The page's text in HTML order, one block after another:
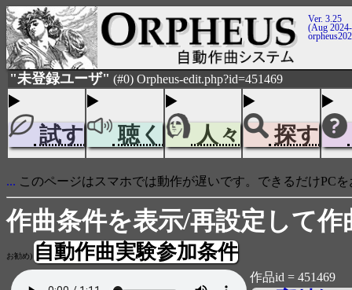
Ver. 3.25
(Aug
"未登録ユーザ" (#0) Orpheus-edit.php?id=451469
試す 聴く 人々 探す
... このページはスマホでは動作が遅いです。できるだけPC
作曲条件を表示/再設定して作
お勧め)自動作曲実験参加条件
作品id = 451469